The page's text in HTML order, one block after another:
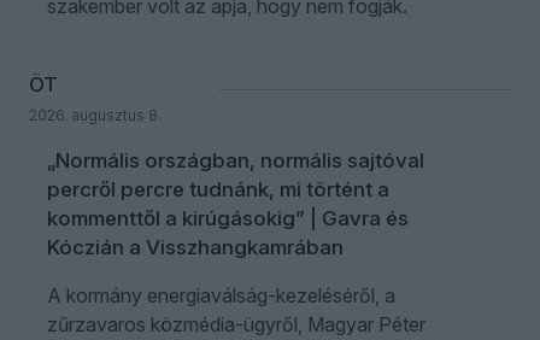
szakember volt az apja, hogy nem fogják.
ÖT
2026. augusztus 8.
„Normális országban, normális sajtóval
percről percre tudnánk, mi történt a
kommenttől a kirúgásokig” | Gavra és
Kóczián a Visszhangkamrában
A kormány energiaválság-kezeléséről, a
zűrzavaros közmédia-ügyről, Magyar Péter